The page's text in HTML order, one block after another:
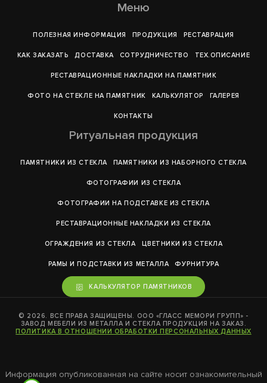
Меню
ПОЛЕЗНАЯ ИНФОРМАЦИЯ ПРОДУКЦИЯ РЕСТАВРАЦИЯ
КАК ЗАКАЗАТЬ ДОСТАВКА СОТРУДНИЧЕСТВО ТЕХ.ОПИСАНИЕ
РЕСТАВРАЦИОННЫЕ НАКЛАДКИ НА ПАМЯТНИК
ФОТО НА СТЕКЛЕ НА ПАМЯТНИК КАЛЬКУЛЯТОР ГАЛЕРEЯ
КОНТАКТЫ
Ритуальная продукция
ПАМЯТНИКИ ИЗ СТЕКЛА ПАМЯТНИКИ ИЗ НАБОРНОГО СТЕКЛА
ФОТОГРАФИИ ИЗ СТЕКЛА
ФОТОГРАФИИ НА ПОДСТАВКЕ ИЗ СТЕКЛА
РЕСТАВРАЦИОННЫЕ НАКЛАДКИ ИЗ СТЕКЛА
ОГРАЖДЕНИЯ ИЗ СТЕКЛА ЦВЕТНИКИ ИЗ СТЕКЛА
РАМЫ И ПОДСТАВКИ ИЗ МЕТАЛЛА ФУРНИТУРА
КАЛЬКУЛЯТОР ПАМЯТНИКОВ
© 2026. ВСЕ ПРАВА ЗАЩИЩЕНЫ. ООО «ГЛАСС МЕМОРИ ГРУПП» -
ЗАВОД МЕБЕЛИ ИЗ МЕТАЛЛА И СТЕКЛА ПРОДУКЦИЯ НА ЗАКАЗ.
ПОЛИТИКА В ОТНОШЕНИИ ОБРАБОТКИ ПЕРСОНАЛЬНЫХ ДАННЫХ
Информация опубликованная на сайте носит ознакомительный